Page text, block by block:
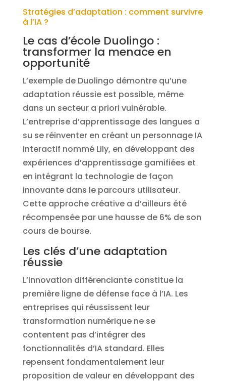
Stratégies d’adaptation : comment survivre
à l’IA ?
Le cas d’école Duolingo :
transformer la menace en
opportunité
L’exemple de Duolingo démontre qu’une
adaptation réussie est possible, même
dans un secteur a priori vulnérable.
L’entreprise d’apprentissage des langues a
su se réinventer en créant un personnage IA
interactif nommé Lily, en développant des
expériences d’apprentissage gamifiées et
en intégrant la technologie de façon
innovante dans le parcours utilisateur.
Cette approche créative a d’ailleurs été
récompensée par une hausse de 6% de son
cours de bourse.
Les clés d’une adaptation
réussie
L’innovation différenciante constitue la
première ligne de défense face à l’IA. Les
entreprises qui réussissent leur
transformation numérique ne se
contentent pas d’intégrer des
fonctionnalités d’IA standard. Elles
repensent fondamentalement leur
proposition de valeur en développant des